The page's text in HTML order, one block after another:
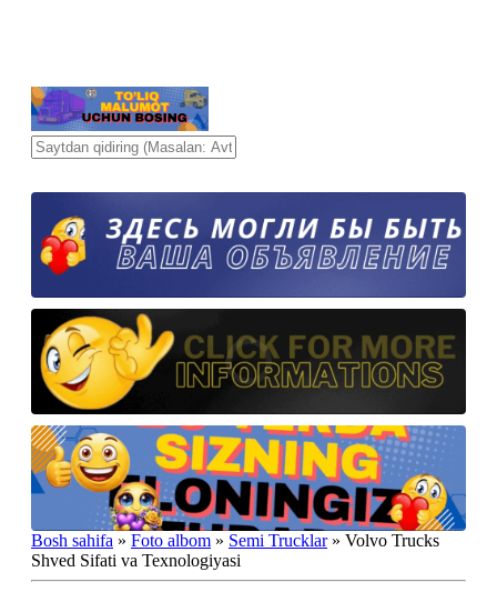
Bosh sahifa » Foto albom » Semi Trucklar» Volvo Trucks
Shved Sifati va Texnologiyasi